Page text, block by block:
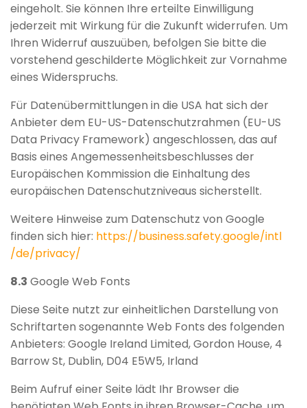
eingeholt. Sie können Ihre erteilte Einwilligung
jederzeit mit Wirkung für die Zukunft widerrufen. Um
Ihren Widerruf auszuüben, befolgen Sie bitte die
vorstehend geschilderte Möglichkeit zur Vornahme
eines Widerspruchs.
Für Datenübermittlungen in die USA hat sich der
Anbieter dem EU-US-Datenschutzrahmen (EU-US
Data Privacy Framework) angeschlossen, das auf
Basis eines Angemessenheitsbeschlusses der
Europäischen Kommission die Einhaltung des
europäischen Datenschutzniveaus sicherstellt.
Weitere Hinweise zum Datenschutz von Google
finden sich hier: https://business.safety.google/intl
/de/privacy/
8.3 Google Web Fonts
Diese Seite nutzt zur einheitlichen Darstellung von
Schriftarten sogenannte Web Fonts des folgenden
Anbieters: Google Ireland Limited, Gordon House, 4
Barrow St, Dublin, D04 E5W5, Irland
Beim Aufruf einer Seite lädt Ihr Browser die